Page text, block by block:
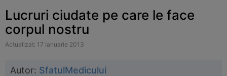
Lucruri ciudate pe care le face
corpul nostru
Actualizat: 17 Ianuarie 2013
Autor: SfatulMedicului